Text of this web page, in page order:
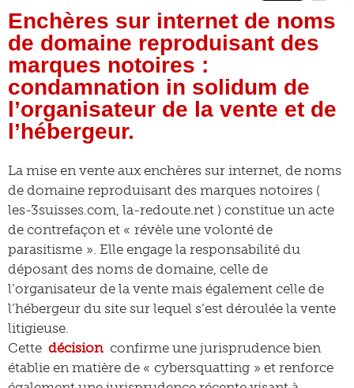
Enchères sur internet de noms
de domaine reproduisant des
marques notoires :
condamnation in solidum de
l’organisateur de la vente et de
l’hébergeur.
La mise en vente aux enchères sur internet, de noms
de domaine reproduisant des marques notoires (
les-3suisses.com, la-redoute.net ) constitue un acte
de contrefaçon et « révèle une volonté de
parasitisme ». Elle engage la responsabilité du
déposant des noms de domaine, celle de
l’organisateur de la vente mais également celle de
l’hébergeur du site sur lequel s’est déroulée la vente
litigieuse.
Cette décision confirme une jurisprudence bien
établie en matière de « cybersquatting » et renforce